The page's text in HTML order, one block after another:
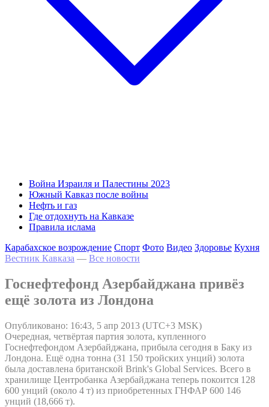
Война Израиля и Палестины 2023
Южный Кавказ после войны
Нефть и газ
Где отдохнуть на Кавказе
Правила ислама
Карабахское возрождение Спорт Фото Видео Здоровье Кухня
Вестник Кавказа — Все новости
Госнефтефонд Азербайджана привёз
ещё золота из Лондона
Опубликовано: 16:43, 5 апр 2013 (UTC+3 MSK)
Очередная, четвёртая партия золота, купленного
Госнефтефондом Азербайджана, прибыла сегодня в Баку из
Лондона. Ещё одна тонна (31 150 тройских унций) золота
была доставлена британской Brink's Global Services. Всего в
хранилище Центробанка Азербайджана теперь покоится 128
600 унций (около 4 т) из приобретенных ГНФАР 600 146
унций (18,666 т).